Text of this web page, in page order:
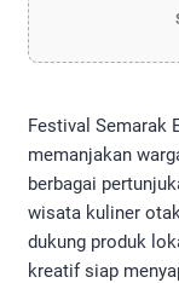
​Festival Semarak
memanjakan
berbagai
wisata kuliner
dukung produk
kreatif siap